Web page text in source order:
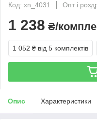
Код: xn_4031
Опт і
1 238 ₴/
1 052 ₴ від 5 комплектів
Опис Характеристики